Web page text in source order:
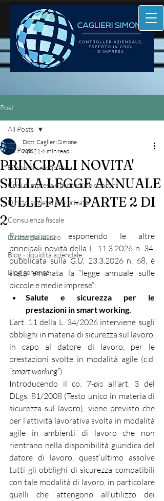
Post
All Posts
Economia e imprese
Crisi d'impresa e procedure concors
Diritto societario e privato
Consulenza fiscale
Diritto del lavoro
Blog - liquidità aziendale
Blog generico
All Posts
PRINCIPALI NOVITA'
SULLA LEGGE ANNUALE
SULLE PMI - PARTE 2 DI
2
Dott. Caglieri Simone
Apr 21 6 min read
Proseguiamo esponendo le altre
principali novità della L. 11.3.2026 n. 34,
pubblicata sulla G.U. 23.3.2026 n. 68, è
stata emanata la “legge annuale sulle
piccole e medie imprese”:
Salute e sicurezza per le
prestazioni in smart working.
L’art. 11 della L. 34/2026 interviene sugli
obblighi in materia di sicurezza sul lavoro,
in capo al datore di lavoro, per le
prestazioni svolte in modalità agile (c.d.
“smart working”).
Introducendo il co. 7-bis all’art. 3 del
DLgs. 81/2008 (Testo unico in materia di
sicurezza sul lavoro), viene previsto che
per l’attività lavorativa svolta in modalità
agile in ambienti di lavoro che non
rientrano nella disponibilità giuridica del
datore di lavoro, quest’ultimo assolve
tutti gli obblighi di sicurezza compatibili
con tale modalità di lavoro, in particolare
quelli che attengono all’utilizzo dei